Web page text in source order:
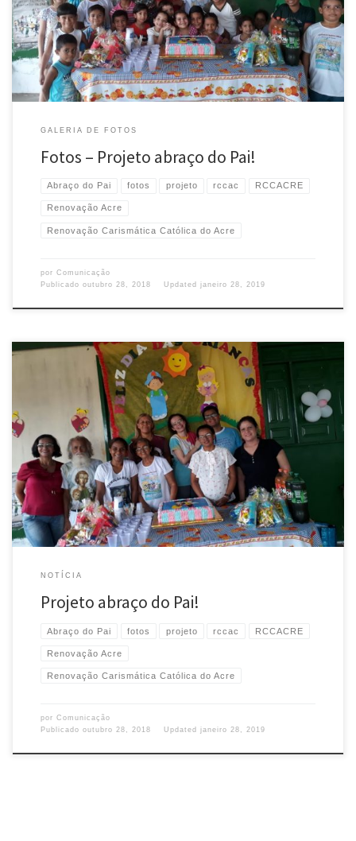
GALERIA DE FOTOS
Fotos – Projeto abraço do Pai!
Abraço do Pai fotos projeto rccac RCCACRE
Renovação Acre
Renovação Carismática Católica do Acre
por Comunicação
Publicado outubro 28, 2018 Updated janeiro 28, 2019
No dia 13 de outubro, o ministério de promoção humana e o ministério das
crianças e adolescentes se uniram para realizar o “Projeto abraço do Pai”
para os pequeninos de Deus. O projeto foi realizado em Rio Branco, na
comunidade São Jose Operário, no Bairro Wanderley Dantas. Na ação
houve […]
NOTÍCIA
Projeto abraço do Pai!
Abraço do Pai fotos projeto rccac RCCACRE
Renovação Acre
Renovação Carismática Católica do Acre
por Comunicação
Publicado outubro 28, 2018 Updated janeiro 28, 2019